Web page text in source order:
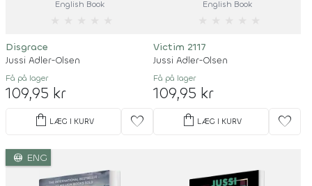
English Book
Disgrace
Jussi Adler-Olsen
Få på lager
109,95 kr
shopping_bag LÆG I KURV favorite
English Book
Victim 2117
Jussi Adler-Olsen
Få på lager
109,95 kr
shopping_bag LÆG I KURV favorite
language ENG